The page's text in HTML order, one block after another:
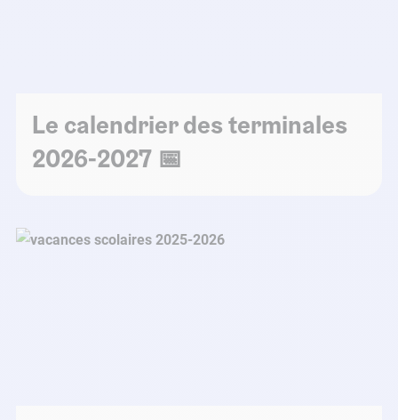
Le calendrier des terminales
2026-2027 📅